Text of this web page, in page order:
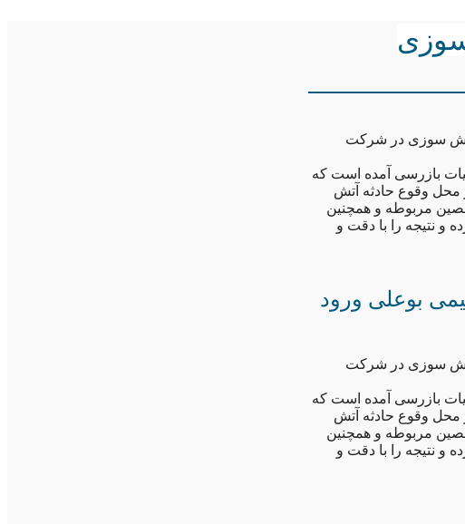
آتش سوزی در شرکت
بازرسی آمده است که
در محل وقوع حادثه آتش
مربوطه و همچنین
و نتیجه را با دقت و
بوعلی ورود
آتش سوزی در شرکت
بازرسی آمده است که
در محل وقوع حادثه آتش
مربوطه و همچنین
و نتیجه را با دقت و